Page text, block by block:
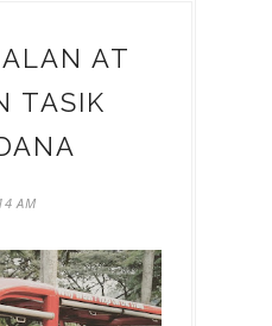
AT
TASIK
AM